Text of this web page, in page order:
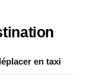
en taxi